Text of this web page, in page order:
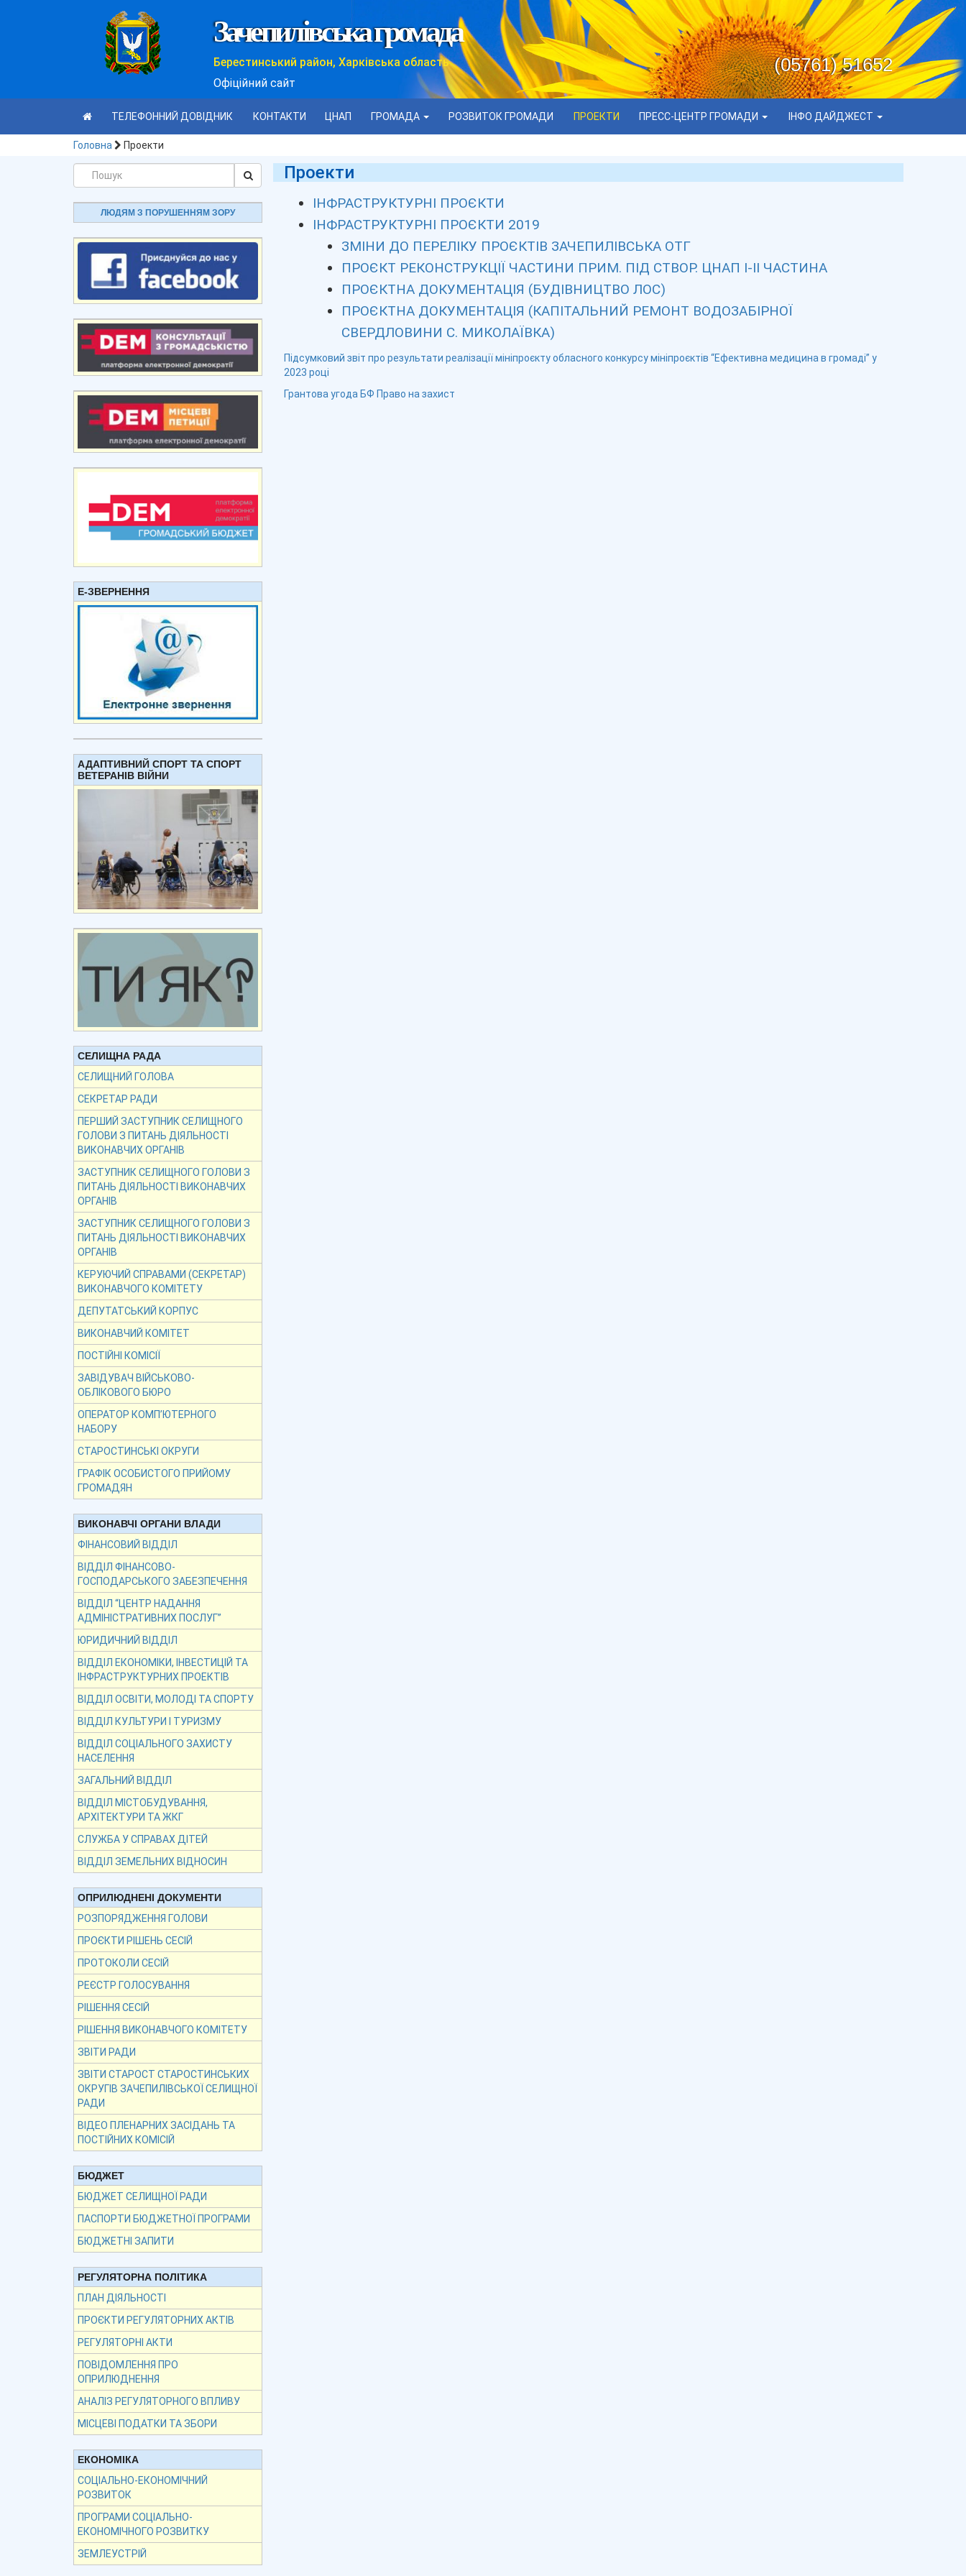
Зачепилівська громада
Берестинський район, Харківська область
Офіційний сайт
(05761) 51652
ТЕЛЕФОННИЙ ДОВІДНИК КОНТАКТИ ЦНАП ГРОМАДА РОЗВИТОК ГРОМАДИ ПРОЕКТИ ПРЕСС-ЦЕНТР ГРОМАДИ ІНФО ДАЙДЖЕСТ
Головна Проекти
ЛЮДЯМ З ПОРУШЕННЯМ ЗОРУ
Е-ЗВЕРНЕННЯ
АДАПТИВНИЙ СПОРТ ТА СПОРТ
ВЕТЕРАНІВ ВІЙНИ
СЕЛИЩНА РАДА
СЕЛИЩНИЙ ГОЛОВА
СЕКРЕТАР РАДИ
ПЕРШИЙ ЗАСТУПНИК СЕЛИЩНОГО
ГОЛОВИ З ПИТАНЬ ДІЯЛЬНОСТІ
ВИКОНАВЧИХ ОРГАНІВ
ЗАСТУПНИК СЕЛИЩНОГО ГОЛОВИ З
ПИТАНЬ ДІЯЛЬНОСТІ ВИКОНАВЧИХ
ОРГАНІВ
ЗАСТУПНИК СЕЛИЩНОГО ГОЛОВИ З
ПИТАНЬ ДІЯЛЬНОСТІ ВИКОНАВЧИХ
ОРГАНІВ
КЕРУЮЧИЙ СПРАВАМИ (СЕКРЕТАР)
ВИКОНАВЧОГО КОМІТЕТУ
ДЕПУТАТСЬКИЙ КОРПУС
ВИКОНАВЧИЙ КОМІТЕТ
ПОСТІЙНІ КОМІСІЇ
ЗАВІДУВАЧ ВІЙСЬКОВО-
ОБЛІКОВОГО БЮРО
ОПЕРАТОР КОМП’ЮТЕРНОГО
НАБОРУ
СТАРОСТИНСЬКІ ОКРУГИ
ГРАФІК ОСОБИСТОГО ПРИЙОМУ
ГРОМАДЯН
ВИКОНАВЧІ ОРГАНИ ВЛАДИ
ФІНАНСОВИЙ ВІДДІЛ
ВІДДІЛ ФІНАНСОВО-
ГОСПОДАРСЬКОГО ЗАБЕЗПЕЧЕННЯ
ВІДДІЛ “ЦЕНТР НАДАННЯ
АДМІНІСТРАТИВНИХ ПОСЛУГ”
ЮРИДИЧНИЙ ВІДДІЛ
ВІДДІЛ ЕКОНОМІКИ, ІНВЕСТИЦІЙ ТА
ІНФРАСТРУКТУРНИХ ПРОЕКТІВ
ВІДДІЛ ОСВІТИ, МОЛОДІ ТА СПОРТУ
ВІДДІЛ КУЛЬТУРИ І ТУРИЗМУ
ВІДДІЛ СОЦІАЛЬНОГО ЗАХИСТУ
НАСЕЛЕННЯ
ЗАГАЛЬНИЙ ВІДДІЛ
ВІДДІЛ МІСТОБУДУВАННЯ,
АРХІТЕКТУРИ ТА ЖКГ
СЛУЖБА У СПРАВАХ ДІТЕЙ
ВІДДІЛ ЗЕМЕЛЬНИХ ВІДНОСИН
ОПРИЛЮДНЕНІ ДОКУМЕНТИ
РОЗПОРЯДЖЕННЯ ГОЛОВИ
ПРОЄКТИ РІШЕНЬ СЕСІЙ
ПРОТОКОЛИ СЕСІЙ
РЕЄСТР ГОЛОСУВАННЯ
РІШЕННЯ СЕСІЙ
РІШЕННЯ ВИКОНАВЧОГО КОМІТЕТУ
ЗВІТИ РАДИ
ЗВІТИ СТАРОСТ СТАРОСТИНСЬКИХ
ОКРУГІВ ЗАЧЕПИЛІВСЬКОЇ СЕЛИЩНОЇ
РАДИ
ВІДЕО ПЛЕНАРНИХ ЗАСІДАНЬ ТА
ПОСТІЙНИХ КОМІСІЙ
БЮДЖЕТ
БЮДЖЕТ СЕЛИЩНОЇ РАДИ
ПАСПОРТИ БЮДЖЕТНОЇ ПРОГРАМИ
БЮДЖЕТНІ ЗАПИТИ
РЕГУЛЯТОРНА ПОЛІТИКА
ПЛАН ДІЯЛЬНОСТІ
ПРОЄКТИ РЕГУЛЯТОРНИХ АКТІВ
РЕГУЛЯТОРНІ АКТИ
ПОВІДОМЛЕННЯ ПРО
ОПРИЛЮДНЕННЯ
АНАЛІЗ РЕГУЛЯТОРНОГО ВПЛИВУ
МІСЦЕВІ ПОДАТКИ ТА ЗБОРИ
ЕКОНОМІКА
СОЦІАЛЬНО-ЕКОНОМІЧНИЙ
РОЗВИТОК
ПРОГРАМИ СОЦІАЛЬНО-
ЕКОНОМІЧНОГО РОЗВИТКУ
ЗЕМЛЕУСТРІЙ
Проекти
ІНФРАСТРУКТУРНІ ПРОЄКТИ
ІНФРАСТРУКТУРНІ ПРОЄКТИ 2019
ЗМІНИ ДО ПЕРЕЛІКУ ПРОЄКТІВ ЗАЧЕПИЛІВСЬКА ОТГ
ПРОЄКТ РЕКОНСТРУКЦІЇ ЧАСТИНИ ПРИМ. ПІД СТВОР. ЦНАП І-ІІ ЧАСТИНА
ПРОЄКТНА ДОКУМЕНТАЦІЯ (БУДІВНИЦТВО ЛОС)
ПРОЄКТНА ДОКУМЕНТАЦІЯ (КАПІТАЛЬНИЙ РЕМОНТ ВОДОЗАБІРНОЇ
СВЕРДЛОВИНИ С. МИКОЛАЇВКА)
Підсумковий звіт про результати реалізації мініпроєкту обласного конкурсу мініпроєктів “Ефективна медицина в громаді” у
2023 році
Грантова угода БФ Право на захист